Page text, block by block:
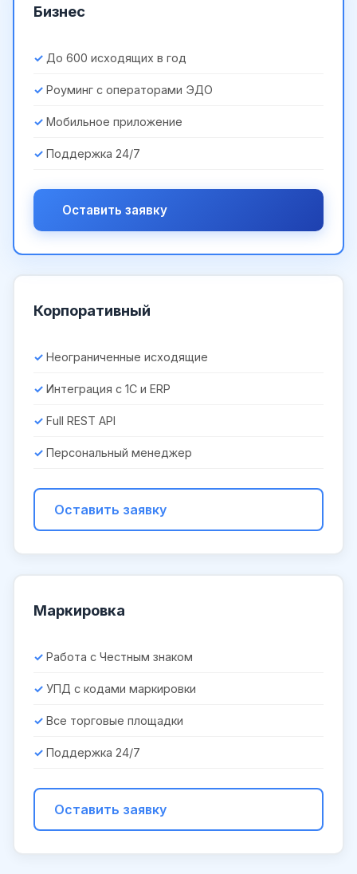
Бизнес
До 600 исходящих в год
Роуминг с операторами ЭДО
Мобильное приложение
Поддержка 24/7
Оставить заявку
Корпоративный
Неограниченные исходящие
Интеграция с 1С и ERP
Full REST API
Персональный менеджер
Оставить заявку
Маркировка
Работа с Честным знаком
УПД с кодами маркировки
Все торговые площадки
Поддержка 24/7
Оставить заявку